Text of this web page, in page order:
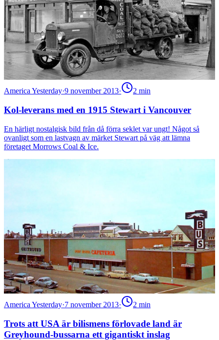
America Yesterday·9 november 2013· 2 min
Kol-leverans med en 1915 Stewart i Vancouver
En härligt nostalgisk bild från då förra seklet var ungt! Något så
ovanligt som en lastvagn av märket Stewart på väg att lämna
företaget Morrows Coal & Ice.
America Yesterday·7 november 2013· 2 min
Trots att USA är bilismens förlovade land är
Greyhound-bussarna ett gigantiskt inslag